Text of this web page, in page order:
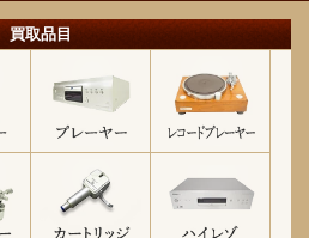
買取品目